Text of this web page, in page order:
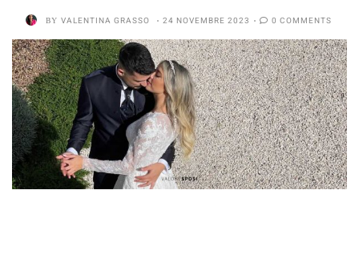
BY VALENTINA GRASSO 24 NOVEMBRE 2023 0 COMMENTS